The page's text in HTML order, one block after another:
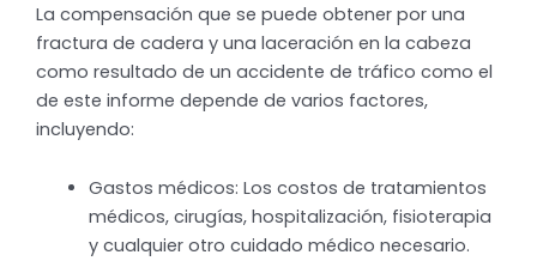
La compensación que se puede obtener por una
fractura de cadera y una laceración en la cabeza
como resultado de un accidente de tráfico como el
de este informe depende de varios factores,
incluyendo:
Gastos médicos: Los costos de tratamientos
médicos, cirugías, hospitalización, fisioterapia
y cualquier otro cuidado médico necesario.